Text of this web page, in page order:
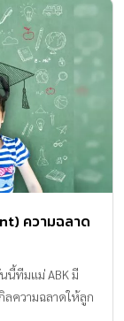
ความฉลาด
นี้ทีมแม่ ABK มี
ความฉลาดให้ลูก